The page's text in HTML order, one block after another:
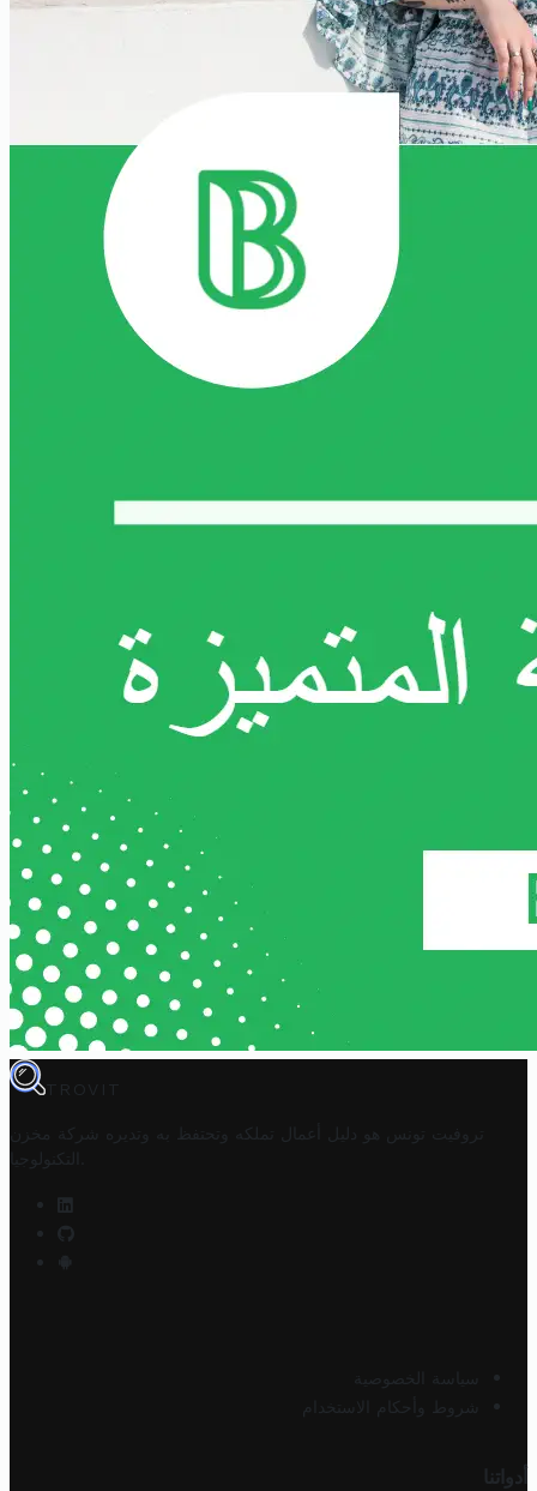
TROVIT
تروفيت تونس هو دليل أعمال تملكه وتحتفظ به وتديره
شركة مخزن
التكنولوجيا
سياسة الخصوصية
شروط وأحكام الاستخدام
أدواتنا